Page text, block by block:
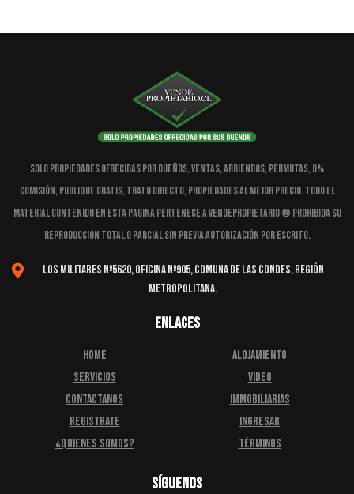
Solo Propiedades Ofrecidas Por Dueños, Ventas, Arriendos, Permutas, 0%
Comisión, Publique Gratis, Trato Directo, Propiedades al Mejor Precio. Todo el
material contenido en esta pagina pertenece a vendepropietario ® Prohibida su
reproducción total o parcial sin previa autorización por escrito.
Los Militares Nº5620, oficina Nº905, Comuna de Las Condes, Región
Metropolitana.
Enlaces
HOME
ALOJAMIENTO
SERVICIOS
VIDEO
CONTACTANOS
IMMOBILIARIAS
REGISTRATE
INGRESAR
¿QUIENES SOMOS?
TÉRMINOS
Síguenos